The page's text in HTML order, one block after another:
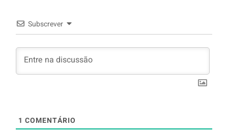
Subscrever
1 COMENTÁRIO